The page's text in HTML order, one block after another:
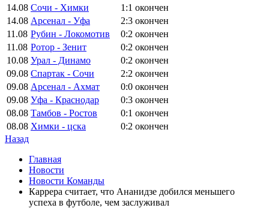
14.08 Сочи - Химки 1:1 окончен
14.08 Арсенал - Уфа 2:3 окончен
11.08 Рубин - Локомотив 0:2 окончен
11.08 Ротор - Зенит 0:2 окончен
10.08 Урал - Динамо 0:2 окончен
09.08 Спартак - Сочи 2:2 окончен
09.08 Арсенал - Ахмат 0:0 окончен
09.08 Уфа - Краснодар 0:3 окончен
08.08 Тамбов - Ростов 0:1 окончен
08.08 Химки - цска 0:2 окончен
Назад
Главная
Новости
Новости Команды
Каррера считает, что Ананидзе добился меньшего
успеха в футболе, чем заслуживал